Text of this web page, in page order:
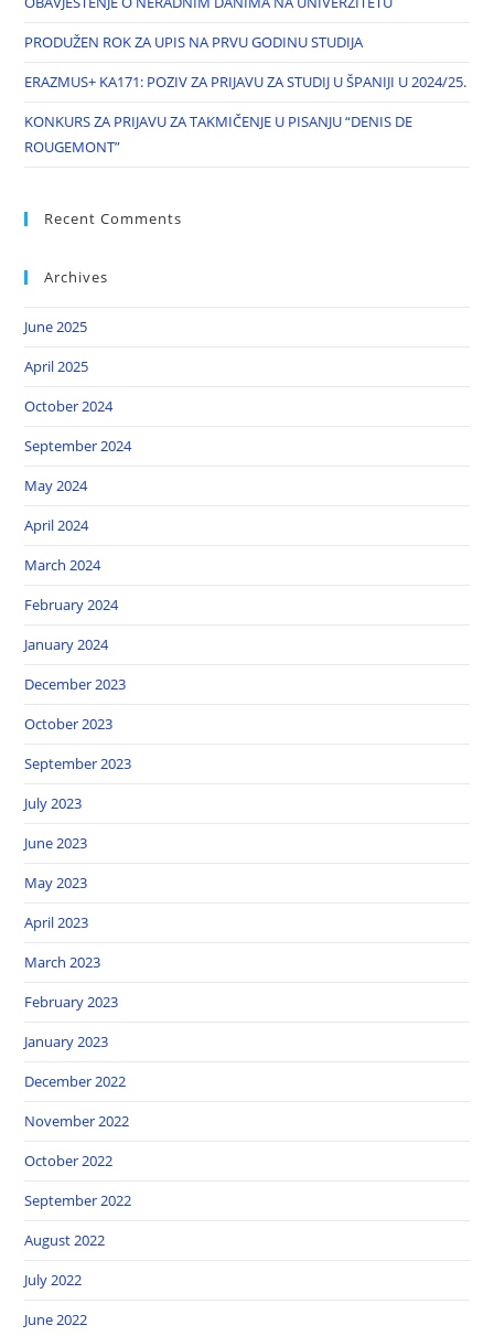
PRODUŽEN ROK ZA UPIS NA PRVU GODINU STUDIJA
ERAZMUS+ KA171: POZIV ZA PRIJAVU ZA STUDIJ U ŠPANIJI U 2024/25.
KONKURS ZA PRIJAVU ZA TAKMIČENJE U PISANJU “DENIS DE
ROUGEMONT”
Recent Comments
Archives
June 2025
April 2025
October 2024
September 2024
May 2024
April 2024
March 2024
February 2024
January 2024
December 2023
October 2023
September 2023
July 2023
June 2023
May 2023
April 2023
March 2023
February 2023
January 2023
December 2022
November 2022
October 2022
September 2022
August 2022
July 2022
June 2022